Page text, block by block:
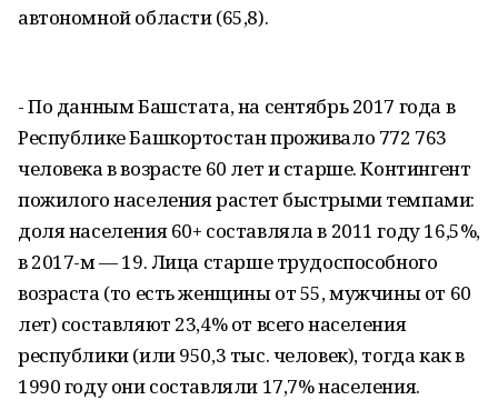
автономной области (65,8).
- По данным Башстата, на сентябрь 2017 года в
Республике Башкортостан проживало 772 763
человека в возрасте 60 лет и старше. Контингент
пожилого населения растет быстрыми темпами:
доля населения 60+ составляла в 2011 году 16,5%,
в 2017-м — 19. Лица старше трудоспособного
возраста (то есть женщины от 55, мужчины от 60
лет) составляют 23,4% от всего населения
республики (или 950,3 тыс. человек), тогда как в
1990 году они составляли 17,7% населения.